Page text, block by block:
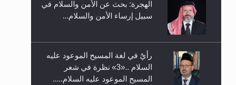
حفل توزيع الشهادات في الجامعة
الأحمدية بنيجيريا لعام 2025
الهجرة: بحث عن الأمن والسلام في
سبيل إرساء الأمن والسلام...
رأيٌ في لغة المسيح الموعود عليه
السلام ..«3» نظرة في شعر
المسيح الموعود عليه السلام.....